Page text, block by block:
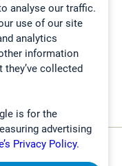
analyse our traffic.
use of our site
analytics
information
they’ve collected
is for the
advertising
Privacy Policy.